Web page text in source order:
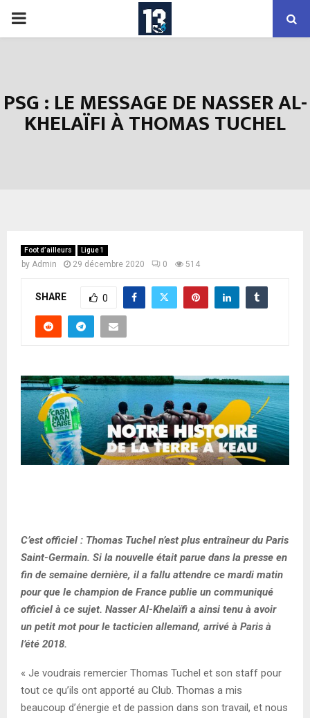
PRIMARY
PSG : LE MESSAGE DE NASSER AL-
KHELAÏFI À THOMAS TUCHEL
Foot d’ailleurs Ligue 1
by Admin 29 décembre 2020 0 514
SHARE 0
C’est officiel : Thomas Tuchel n’est plus entraîneur du Paris
Saint-Germain. Si la nouvelle était parue dans la presse en
fin de semaine dernière, il a fallu attendre ce mardi matin
pour que le champion de France publie un communiqué
officiel à ce sujet. Nasser Al-Khelaïfi a ainsi tenu à avoir
un petit mot pour le tacticien allemand, arrivé à Paris à
l’été 2018.
« Je voudrais remercier Thomas Tuchel et son staff pour
tout ce qu’ils ont apporté au Club. Thomas a mis
beaucoup d’énergie et de passion dans son travail, et nous